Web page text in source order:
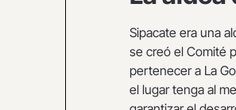
Sipacate era una
se creó el Comité
pertenecer a La
el lugar tenga al